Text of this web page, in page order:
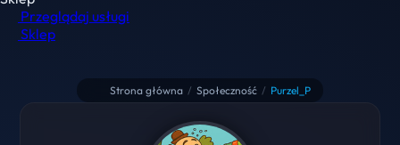
Przeglądaj usługi
Sklep
Strona główna / Społeczność / Purzel_P